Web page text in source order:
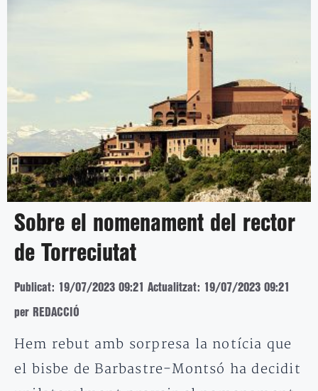
Sobre el nomenament del rector
de Torreciutat
Publicat: 19/07/2023 09:21 Actualitzat: 19/07/2023 09:21
per REDACCIÓ
Hem rebut amb sorpresa la notícia que
el bisbe de Barbastre-Montsó ha decidit